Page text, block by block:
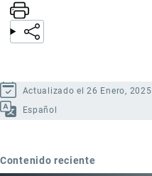
Actualizado el 26 Enero, 2025
Español
Contenido reciente